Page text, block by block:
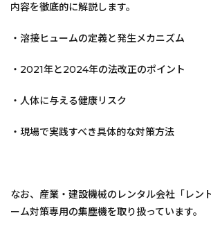
内容を徹底的に解説します。
・溶接ヒュームの定義と発生メカニズム
・2021年と2024年の法改正のポイント
・人体に与える健康リスク
・現場で実践すべき具体的な対策方法
なお、産業・建設機械のレンタル会社「レン
ーム対策専用の集塵機を取り扱っています。